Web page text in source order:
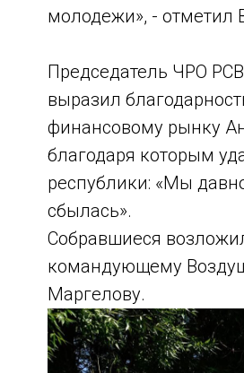
молодежи», - отметил
Председатель ЧРО
выразил
финансовому рынку
благодаря которым
республики: «Мы
сбылась».
Собравшиеся
командующему
Маргелову.